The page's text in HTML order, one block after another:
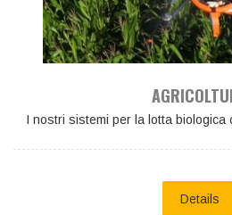
I nostri sistemi per la lotta biologica
Details